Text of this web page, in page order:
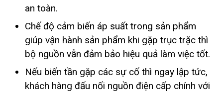
an toàn.
Chế độ cảm biến áp suất trong sản phẩm
giúp vận hành sản phẩm khi gặp trục trặc thì
bộ nguồn vẫn đảm bảo hiệu quả làm việc tốt.
Nếu biến tần gặp các sự cố thì ngay lập tức,
khách hàng đấu nối nguồn điện cấp chính với